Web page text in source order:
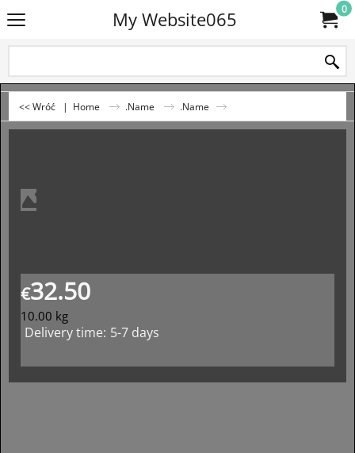
My Website065 0
<< Wróć | Home .Name .Name
€32.50
10.00 kg
Delivery time: 5-7 days